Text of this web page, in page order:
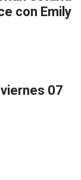
con Emily
07